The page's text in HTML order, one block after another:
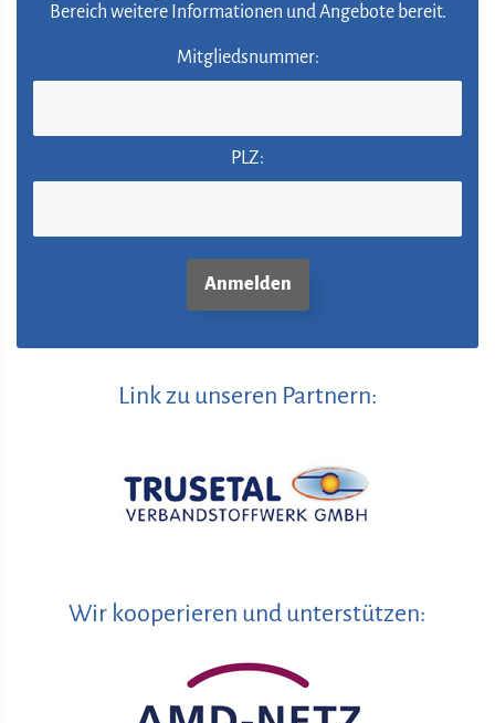
Bereich weitere Informationen und Angebote bereit.
Mitgliedsnummer:
PLZ:
Link zu unseren Partnern:
Wir kooperieren und unterstützen: